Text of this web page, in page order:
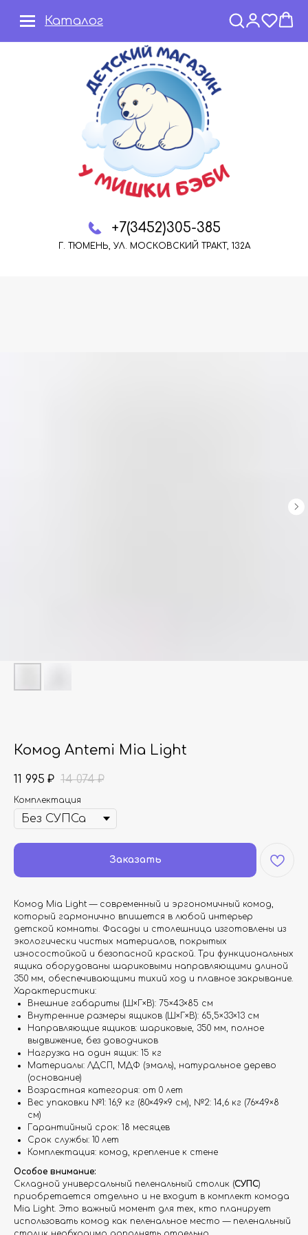
+7(3452)305-385
Г. ТЮМЕНЬ, УЛ. МОСКОВСКИЙ ТРАКТ, 132А
Каталог
Комод Antemi Mia Light
11 995 ₽ 14 074 ₽
Комплектация
Заказать
Комод Mia Light — современный и эргономичный комод,
который гармонично впишется в любой интерьер
детской комнаты. Фасады и столешница изготовлены из
экологически чистых материалов, покрытых
износостойкой и безопасной краской. Три функциональных
ящика оборудованы шариковыми направляющими длиной
350 мм, обеспечивающими тихий ход и плавное закрывание.
Характеристики:
Внешние габариты (Ш×Г×В): 75×43×85 см
Внутренние размеры ящиков (Ш×Г×В): 65,5×33×13 см
Направляющие ящиков: шариковые, 350 мм, полное
выдвижение, без доводчиков
Нагрузка на один ящик: 15 кг
Материалы: ЛДСП, МДФ (эмаль), натуральное дерево
(основание)
Возрастная категория: от 0 лет
Вес упаковки №1: 16,9 кг (80×49×9 см), №2: 14,6 кг (76×49×8
см)
Гарантийный срок: 18 месяцев
Срок службы: 10 лет
Комплектация: комод, крепление к стене
Особое внимание:
Складной универсальный пеленальный столик (СУПС)
приобретается отдельно и не входит в комплект комода
Mia Light. Это важный момент для тех, кто планирует
использовать комод как пеленальное место — пеленальный